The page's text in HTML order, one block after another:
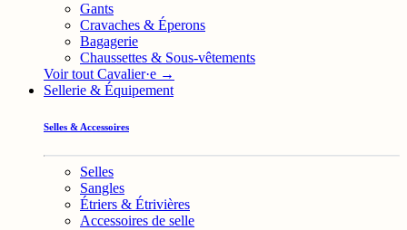
Gants
Cravaches & Éperons
Bagagerie
Chaussettes & Sous-vêtements
Voir tout Cavalier·e →
Sellerie & Équipement
Selles & Accessoires
Selles
Sangles
Étriers & Étrivières
Accessoires de selle